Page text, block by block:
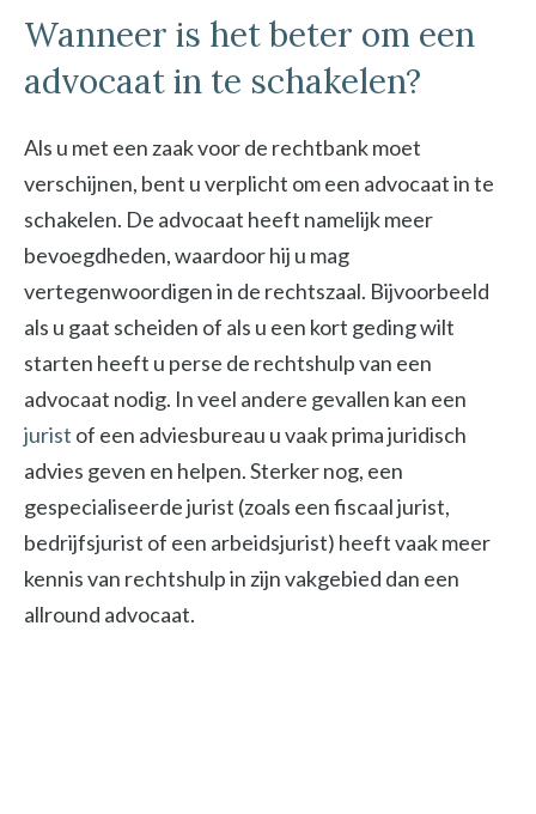
Wanneer is het beter om een
advocaat in te schakelen?
Als u met een zaak voor de rechtbank moet
verschijnen, bent u verplicht om een advocaat in te
schakelen. De advocaat heeft namelijk meer
bevoegdheden, waardoor hij u mag
vertegenwoordigen in de rechtszaal. Bijvoorbeeld
als u gaat scheiden of als u een kort geding wilt
starten heeft u perse de rechtshulp van een
advocaat nodig. In veel andere gevallen kan een
jurist of een adviesbureau u vaak prima juridisch
advies geven en helpen. Sterker nog, een
gespecialiseerde jurist (zoals een fiscaal jurist,
bedrijfsjurist of een arbeidsjurist) heeft vaak meer
kennis van rechtshulp in zijn vakgebied dan een
allround advocaat.